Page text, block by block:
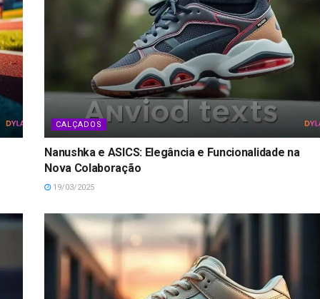
CALÇADOS
Nanushka e ASICS: Elegância e Funcionalidade na
Nova Colaboração
19/03/2025